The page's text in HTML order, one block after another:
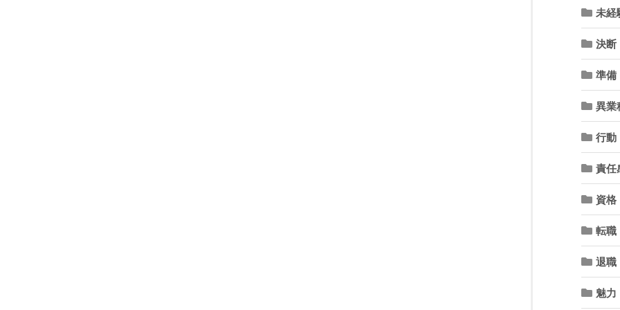
未経
決断
準備
異業
行動
責任
資格
転職
退職
魅力